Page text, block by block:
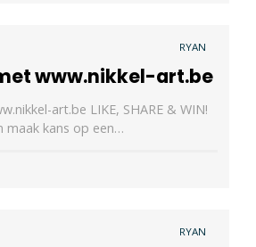
RYAN
www.nikkel-art.be
art.be LIKE, SHARE & WIN!
maak kans op een…
RYAN